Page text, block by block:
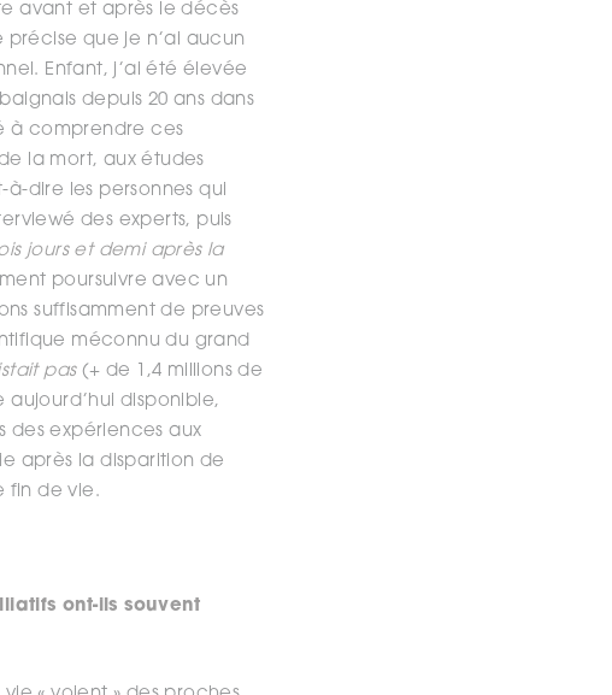
avant et après le décès
que je n’ai aucun
Enfant, j’ai été élevée
depuis 20 ans dans
à comprendre ces
la mort, aux études
à-dire les personnes qui
des experts, puis
jours et demi après la
poursuivre avec un
suffisamment de preuves
méconnu du grand
pas(+ de 1,4 millions de
aujourd’hui disponible,
des expériences aux
après la disparition de
fin de vie.
ont-ils souvent